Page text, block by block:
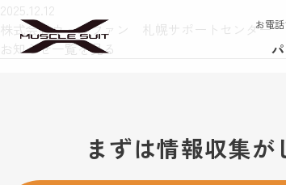
お電
2025.12.12
株式会社ウェルファン 札幌サポートセンター
お知らせ一覧を見る
まずは情報収集が